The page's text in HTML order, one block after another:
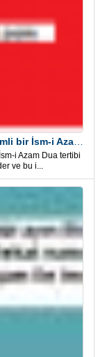
i Azam Dua tertibi
ve bu i...